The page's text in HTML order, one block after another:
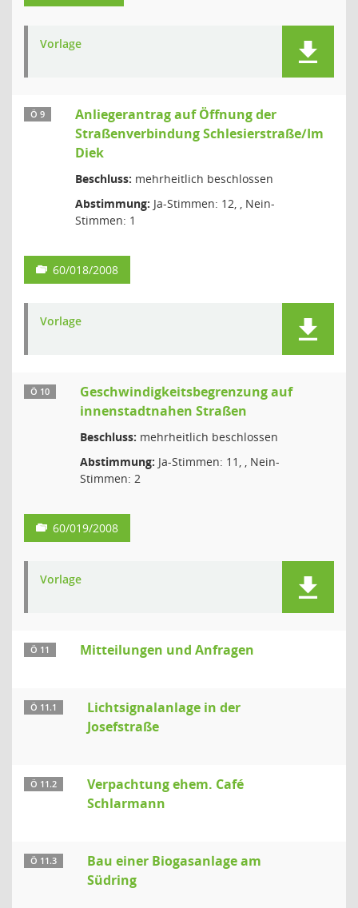
Vorlage
Ö 9
Anliegerantrag auf Öffnung der
Straßenverbindung Schlesierstraße/Im
Diek
Beschluss: mehrheitlich beschlossen
Abstimmung: Ja-Stimmen: 12, , Nein-
Stimmen: 1
60/018/2008
Vorlage
Ö 10
Geschwindigkeitsbegrenzung auf
innenstadtnahen Straßen
Beschluss: mehrheitlich beschlossen
Abstimmung: Ja-Stimmen: 11, , Nein-
Stimmen: 2
60/019/2008
Vorlage
Ö 11 Mitteilungen und Anfragen
Ö 11.1
Lichtsignalanlage in der
Josefstraße
Ö 11.2
Verpachtung ehem. Café
Schlarmann
Ö 11.3
Bau einer Biogasanlage am
Südring